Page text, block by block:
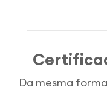
Da mesma